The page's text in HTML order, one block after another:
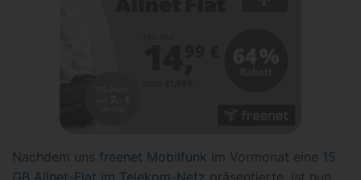
Nachdem uns freenet Mobilfunk im Vormonat eine 15
GB Allnet-Flat im Telekom-Netz präsentierte, ist nun